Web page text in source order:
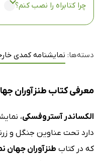
چرا کتابراه را نصب کنم؟
دسته‌ها: نمایشنامه کمدی
معرفی کتاب طنزآوران
الکساندر آستروفسکی،
دارد تحت عناوین جنگل و
که در کتاب طنزآوران جهان